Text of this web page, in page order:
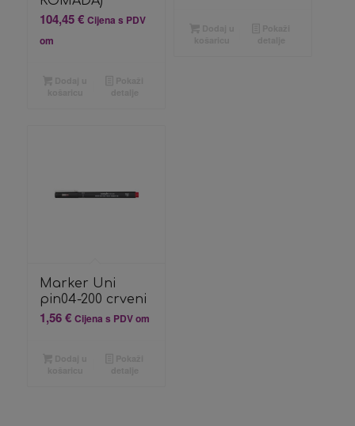
104,45€ Cijena s PDV
om
Marker Uni
pin04-200 crveni
1,56€ Cijena s PDV om